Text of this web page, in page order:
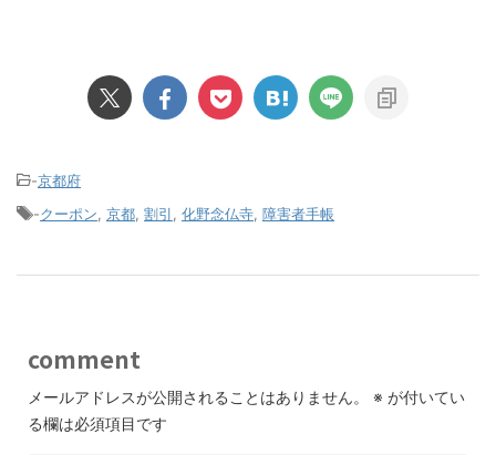
-京都府
-クーポン 京都 割引 化野念仏寺 障害者手帳
comment
メールアドレスが公開されることはありません。 ※ が付いてい
る欄は必須項目です